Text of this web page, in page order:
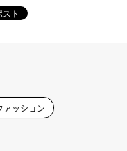
ァッション